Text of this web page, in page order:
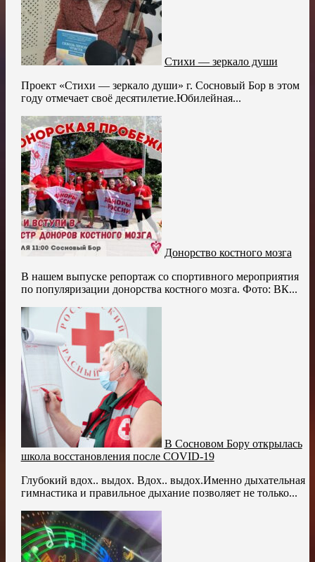
Стихи — зеркало души
Проект «Стихи — зеркало души» г. Сосновый Бор в этом
году отмечает своё десятилетие.Юбилейная...
Донорство костного мозга
В нашем выпуске репортаж со спортивного мероприятия
по популяризации донорства костного мозга. Фото: ВК...
В Сосновом Бору открылась
школа восстановления после COVID-19
Глубокий вдох.. выдох. Вдох.. выдох.Именно дыхательная
гимнастика и правильное дыхание позволяет не только...